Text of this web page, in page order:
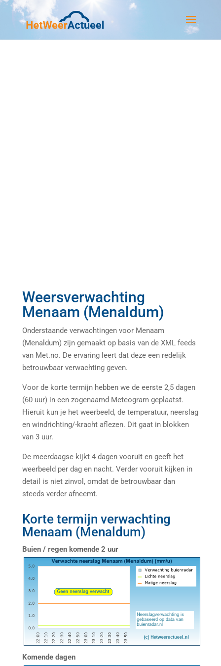
Weersverwachting
Menaam (Menaldum)
Onderstaande verwachtingen voor Menaam
(Menaldum) zijn gemaakt op basis van de XML feeds
van Met.no. De ervaring leert dat deze een redelijk
betrouwbaar verwachting geven.
Voor de korte termijn hebben we de eerste 2,5 dagen
(60 uur) in een zogenaamd Meteogram geplaatst.
Hieruit kun je het weerbeeld, de temperatuur, neerslag
en windrichting/-kracht aflezen. Dit gaat in blokken
van 3 uur.
De meerdaagse kijkt 4 dagen vooruit en geeft het
weerbeeld per dag en nacht. Verder vooruit kijken in
detail is niet zinvol, omdat de betrouwbaar dan
steeds verder afneemt.
Korte termijn verwachting
Menaam (Menaldum)
Buien / regen komende 2 uur
Komende dagen